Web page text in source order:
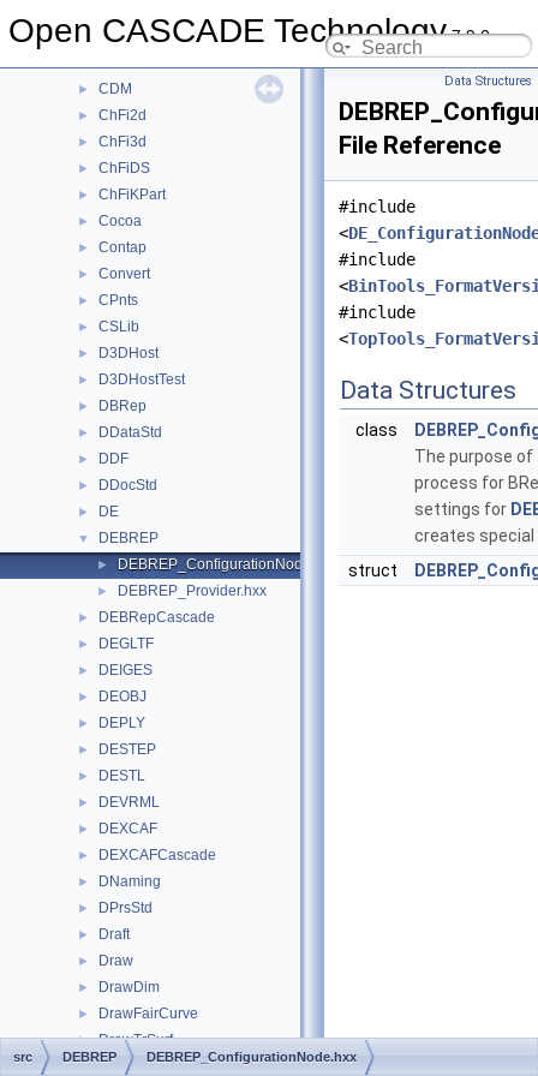
Open CASCADE Technology7.9.0
BVH
► CDM
► ChFi2d
► ChFi3d
► ChFiDS
► ChFiKPart
► Cocoa
► Contap
► Convert
► CPnts
► CSLib
► D3DHost
► D3DHostTest
► DBRep
► DDataStd
► DDF
► DDocStd
► DE
▼ DEBREP
► DEBREP_ConfigurationNode.hxx
► DEBREP_Provider.hxx
► DEBRepCascade
► DEGLTF
► DEIGES
► DEOBJ
► DEPLY
► DESTEP
► DESTL
► DEVRML
► DEXCAF
► DEXCAFCascade
► DNaming
► DPrsStd
► Draft
► Draw
► DrawDim
► DrawFairCurve
► DrawTrSurf
► DsgPrs
Data Structures
File Reference
#include
<
#include
<
#include
<
Data Structures
class
The purpose
process for
settings for
creates
struct
src DEBREP DEBREP_ConfigurationNode.hxx